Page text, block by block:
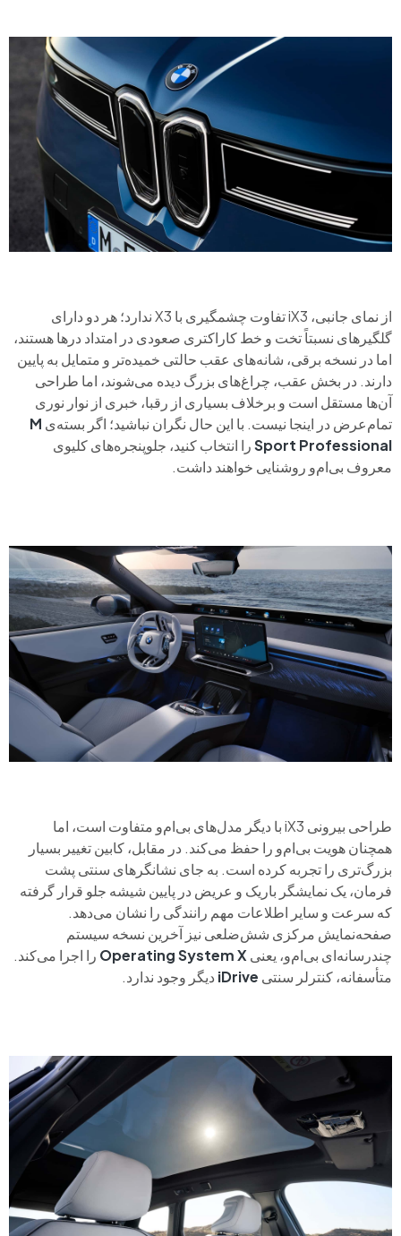
از نمای جانبی، iX3 تفاوت چشمگیری با X3 ندارد؛ هر دو دارای
گلگیرهای نسبتاً تخت و خط کاراکتری صعودی در امتداد درها هستند،
اما در نسخه برقی، شانه‌های عقب حالتی خمیده‌تر و متمایل به پایین
دارند. در بخش عقب، چراغ‌های بزرگ دیده می‌شوند، اما طراحی
آن‌ها مستقل است و برخلاف بسیاری از رقبا، خبری از نوار نوری
تمام‌عرض در اینجا نیست. با این حال نگران نباشید؛ اگر بسته‌ی M
Sport Professionalرا انتخاب کنید، جلوپنجره‌های کلیوی
معروف بی‌ام‌و روشنایی خواهند داشت.
طراحی بیرونی iX3 با دیگر مدل‌های بی‌ام‌و متفاوت است، اما
همچنان هویت بی‌ام‌و را حفظ می‌کند. در مقابل، کابین تغییر بسیار
بزرگ‌تری را تجربه کرده است. به جای نشانگرهای سنتی پشت
فرمان، یک نمایشگر باریک و عریض در پایین شیشه جلو قرار گرفته
که سرعت و سایر اطلاعات مهم رانندگی را نشان می‌دهد.
صفحه‌نمایش مرکزی شش‌ضلعی نیز آخرین نسخه سیستم
چندرسانه‌ای بی‌ام‌و، یعنی Operating System X را اجرا می‌کند.
متأسفانه، کنترلر سنتی iDrive دیگر وجود ندارد.